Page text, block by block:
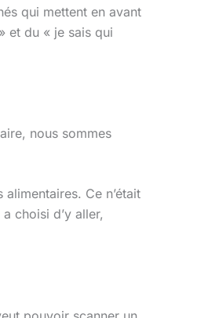
qui mettent en avant
et du « je sais qui
nous sommes
Ce n’était
choisi d’y aller,